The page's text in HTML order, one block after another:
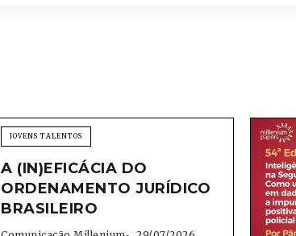
JOVENS TALENTOS
A (IN)EFICÁCIA DO
ORDENAMENTO JURÍDICO
BRASILEIRO